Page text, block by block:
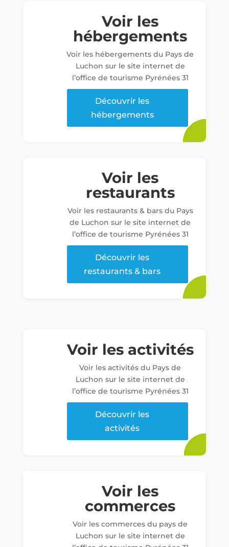
Voir les
hébergements
Voir les hébergements du Pays de
Luchon sur le site internet de
l’office de tourisme Pyrénées 31
Découvrir les
hébergements
Voir les
restaurants
Voir les restaurants & bars du Pays
de Luchon sur le site internet de
l’office de tourisme Pyrénées 31
Découvrir les
restaurants & bars
Voir les activités
Voir les activités du Pays de
Luchon sur le site internet de
l’office de tourisme Pyrénées 31
Découvrir les
activités
Voir les
commerces
Voir les commerces du pays de
Luchon sur le site internet de